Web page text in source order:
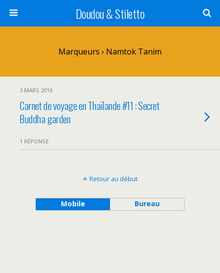
Doudou & Stiletto
Marqueurs › Namtok Tanim
3 MARS 2016
Carnet de voyage en Thaïlande #11 : Secret
Buddha garden
1 RÉPONSE
Retour au début
Mobile Bureau